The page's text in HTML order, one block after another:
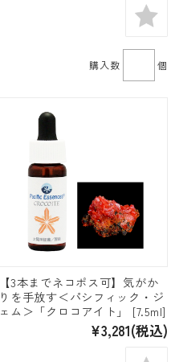
購入数 個
【3本までネコポス可】気がか
りを手放す＜パシフィック・ジ
ェム＞「クロコアイト」 [7.5ml]
¥3,281(税込)